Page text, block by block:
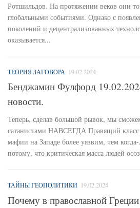
Ротшильдов. На протяжении веков они
глобальными событиями. Однако с
поколений и децентрализованных
оказывается...
ТЕОРИЯ ЗАГОВОРА 19.02.2024
Бенджамин Фулфорд
новости.
Теперь, сделав большой рывок, мы
сатанистами НАВСЕГДА Правящий класс
мафии на Западе более уязвим, чем
потому, что критическая масса людей
ТАЙНЫ ГЕОПОЛИТИКИ 19.02.2024
Почему в православной Греции